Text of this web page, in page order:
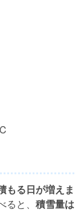
もる日が増えま
と、 積雪量は